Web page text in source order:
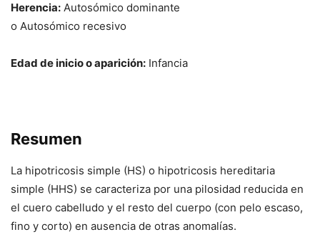
Herencia: Autosómico dominante
o Autosómico recesivo
Edad de inicio o aparición: Infancia
Resumen
La hipotricosis simple (HS) o hipotricosis hereditaria
simple (HHS) se caracteriza por una pilosidad reducida en
el cuero cabelludo y el resto del cuerpo (con pelo escaso,
fino y corto) en ausencia de otras anomalías.